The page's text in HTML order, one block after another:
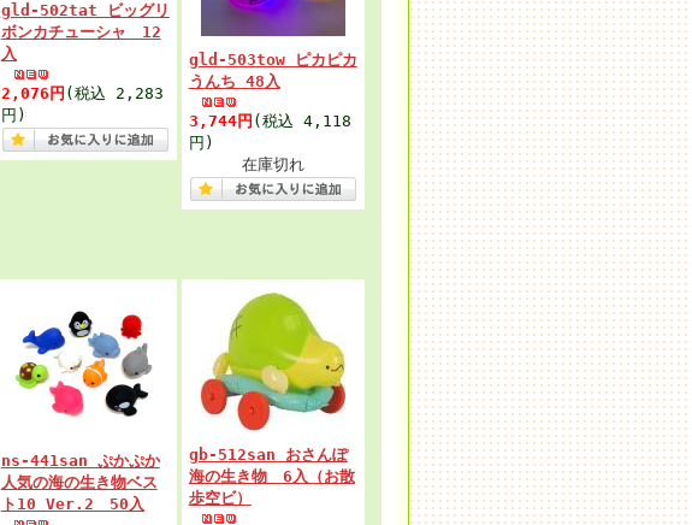
gld-502tat ビッグリ
ボンカチューシャ 12
入
2,076円 (税込 2,283
円)
gld-503tow ピカピカ
うんち 48入
3,744円 (税込 4,118
円)
在庫切れ
ns-441san ぷかぷか
人気の海の生き物ベス
ト10 Ver.2 50入
gb-512san おさんぽ
海の生き物 6入（お散
歩空ビ）